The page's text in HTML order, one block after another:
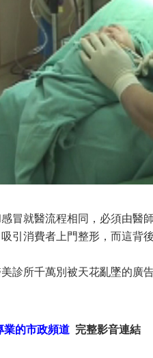
冒就醫流程相同，必須由醫
引消費者上門整形，而這背
診所千萬別被天花亂墜的廣
業的市政頻道 完整影音連結